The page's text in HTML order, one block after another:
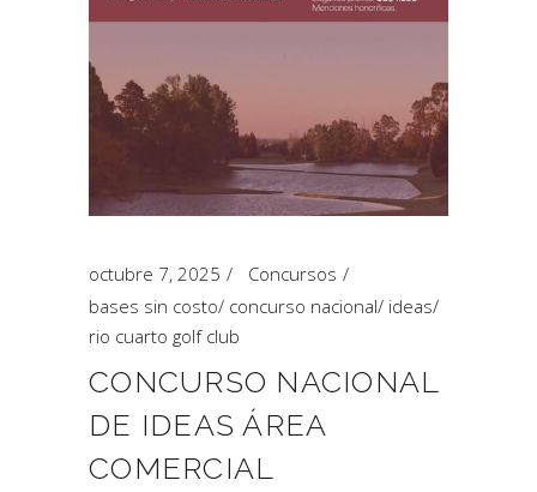
octubre 7, 2025
Concursos
bases sin costo/ concurso nacional/ ideas/
rio cuarto golf club
CONCURSO NACIONAL
DE IDEAS ÁREA
COMERCIAL